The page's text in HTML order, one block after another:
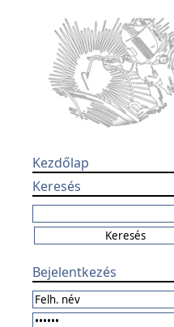
Kezdőlap
Keresés
Bejelentkezés